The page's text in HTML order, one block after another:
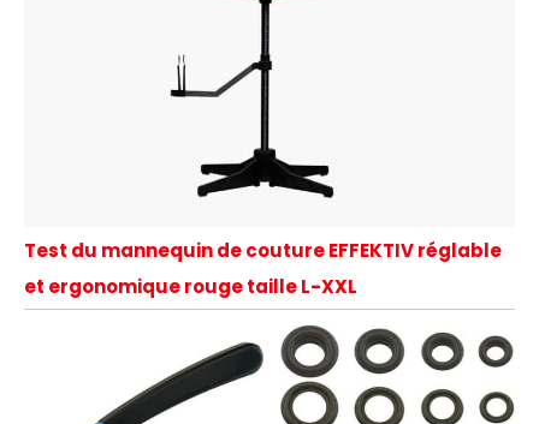
Test du mannequin de couture EFFEKTIV réglable
et ergonomique rouge taille L-XXL